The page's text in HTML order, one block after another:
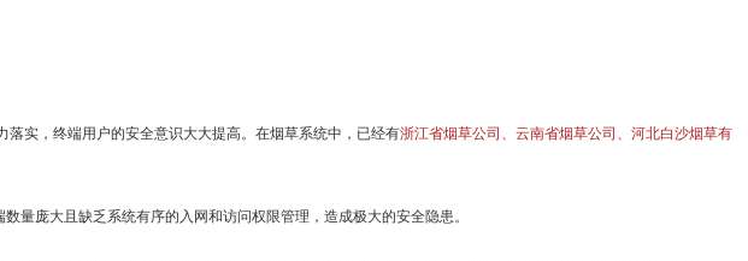
实，终端用户的安全意识大大提高。在烟草系统中，已经有浙江省烟草公司 、云南省烟草公司、 河北白沙烟草有
庞大且缺乏系统有序的入网和访问权限管理，造成极大的安全隐患。